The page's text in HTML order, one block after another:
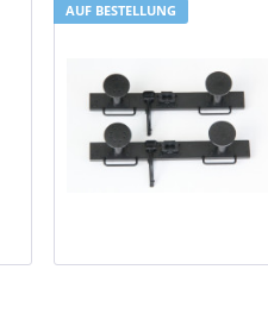
AUF BESTELLUNG